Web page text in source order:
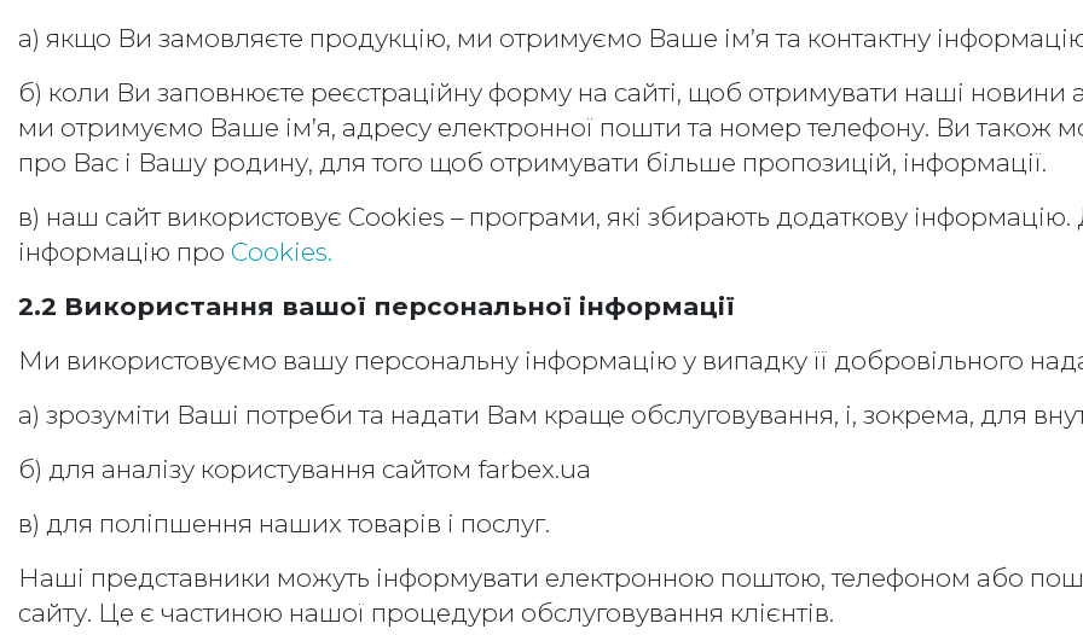
а) якщо Ви замовляєте продукцію, ми отримуємо Ваше ім’я та контактну
б) коли Ви заповнюєте реєстраційну форму на сайті, щоб отримувати наші новини
ми отримуємо Ваше ім’я, адресу електронної пошти та номер телефону. Ви також
про Вас і Вашу родину, для того щоб отримувати більше пропозицій, інформації.
в) наш сайт використовує Cookies – програми, які збирають додаткову інформацію.
інформацію про Cookies.
2.2 Використання вашої персональної інформації
Ми використовуємо вашу персональну інформацію у випадку її добровільного
а) зрозуміти Ваші потреби та надати Вам краще обслуговування, і, зокрема, для
б) для аналізу користування сайтом farbex.ua
в) для поліпшення наших товарів і послуг.
Наші представники можуть інформувати електронною поштою, телефоном або
сайту. Це є частиною нашої процедури обслуговування клієнтів.